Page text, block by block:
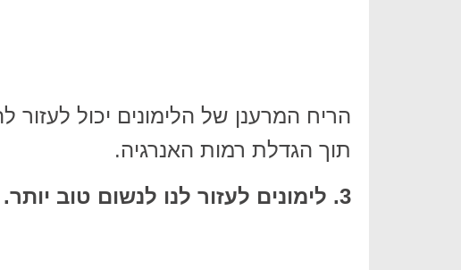
הריח המרענן של הלימונים יכול
תוך הגדלת רמות האנרגיה.
3. לימונים לעזור לנו לנשום טוב יותר.